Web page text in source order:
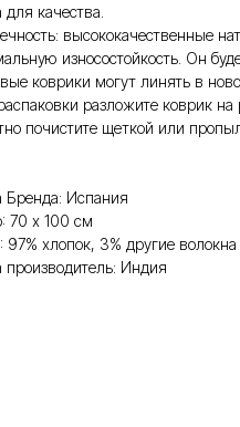
качества.
высококачественные
износостойкость. Он
коврики могут линять в
разложите коврик
почистите щеткой или
Бренда: Испания
70 х 100 см
97% хлопок, 3% другие волокна
производитель: Индия